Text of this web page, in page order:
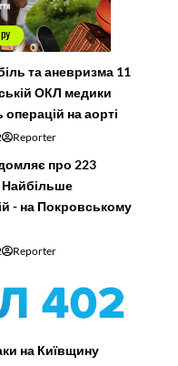
та аневризма 11
ОКЛ медики
операцій на аорті
Reporter
про 223
Найбільше
- на Покровському
Reporter
на Київщину